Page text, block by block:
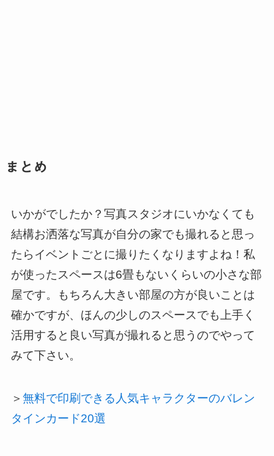
まとめ
いかがでしたか？写真スタジオにいかなくても
結構お洒落な写真が自分の家でも撮れると思っ
たらイベントごとに撮りたくなりますよね！私
が使ったスペースは6畳もないくらいの小さな部
屋です。もちろん大きい部屋の方が良いことは
確かですが、ほんの少しのスペースでも上手く
活用すると良い写真が撮れると思うのでやって
みて下さい。
＞ 無料で印刷できる人気キャラクターのバレン
タインカード20選